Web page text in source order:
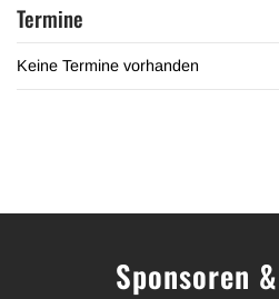
Termine
Keine Termine vorhanden
Sponsoren